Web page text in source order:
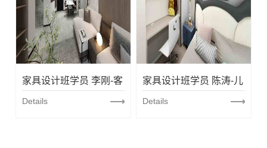
学
员
留
念
学
程
系
我
们
报
名
家具设计班学员 李刚-客
餐厅设计
Details
家具设计班学员 陈涛-儿
童房设计
Details